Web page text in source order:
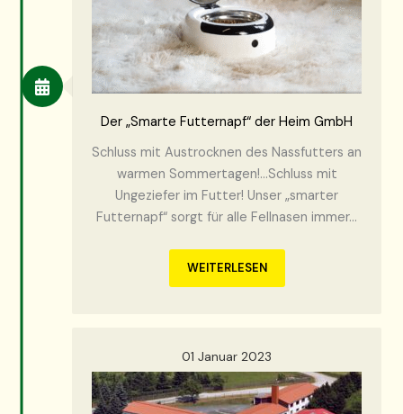
Der „Smarte Futternapf“ der Heim GmbH
Schluss mit Austrocknen des Nassfutters an
warmen Sommertagen!…Schluss mit
Ungeziefer im Futter! Unser „smarter
Futternapf“ sorgt für alle Fellnasen immer…
WEITERLESEN
01 Januar 2023